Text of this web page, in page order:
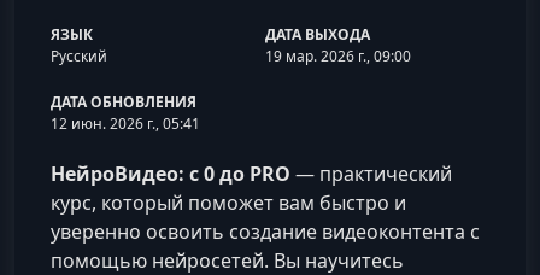
ЯЗЫК
Русский
ДАТА ВЫХОДА
19 мар. 2026 г., 09:00
ДАТА ОБНОВЛЕНИЯ
12 июн. 2026 г., 05:41
НейроВидео: с 0 до PRO — практический
курс, который поможет вам быстро и
уверенно освоить создание видеоконтента с
помощью нейросетей. Вы научитесь